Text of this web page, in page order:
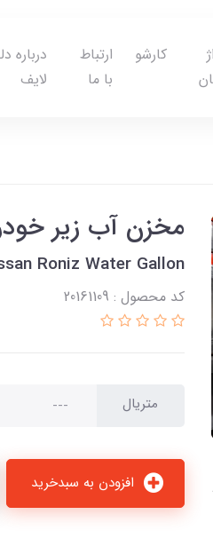
کارشو
ارتباط
با ما
درباره
لایف
مخزن آب زیر
Roniz Water Gallon
کد محصول : 20161109
متریال